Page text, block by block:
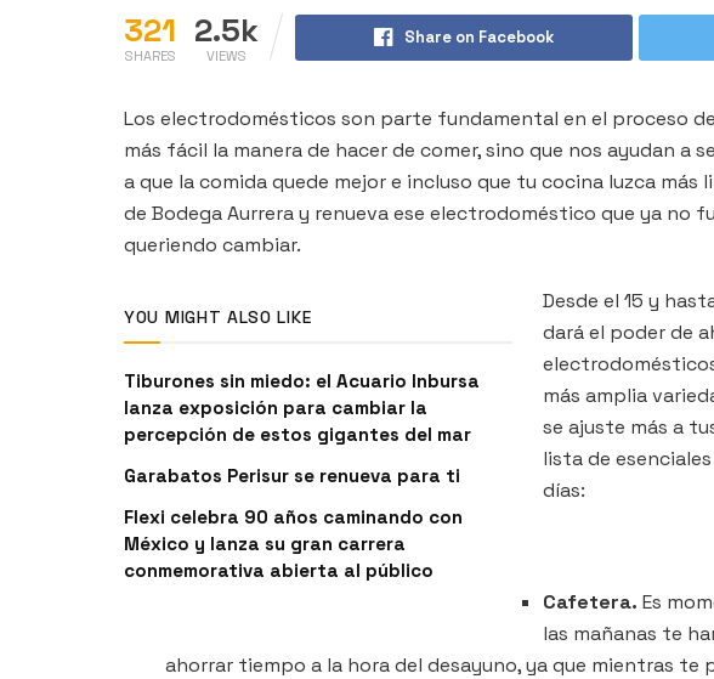
321
SHARES
2.5k
VIEWS
Share on Facebook
Los electrodomésticos son parte fundamental en el proceso
más fácil la manera de hacer de comer, sino que nos ayudan a
a que la comida quede mejor e incluso que tu cocina luzca más
de Bodega Aurrera y renueva ese electrodoméstico que ya no
queriendo cambiar.
YOU MIGHT ALSO LIKE
Tiburones sin miedo: el Acuario Inbursa
lanza exposición para cambiar la
percepción de estos gigantes del mar
Garabatos Perisur se renueva para ti
Flexi celebra 90 años caminando con
México y lanza su gran carrera
conmemorativa abierta al público
Desde el 15 y
dará el poder de
más amplia
se ajuste más a
lista de
días:
Cafetera. Es
las mañanas te
ahorrar tiempo a la hora del desayuno, ya que mientras te